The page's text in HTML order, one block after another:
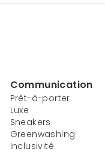
Communication
Prêt-à-porter
Luxe
Sneakers
Greenwashing
Inclusivité